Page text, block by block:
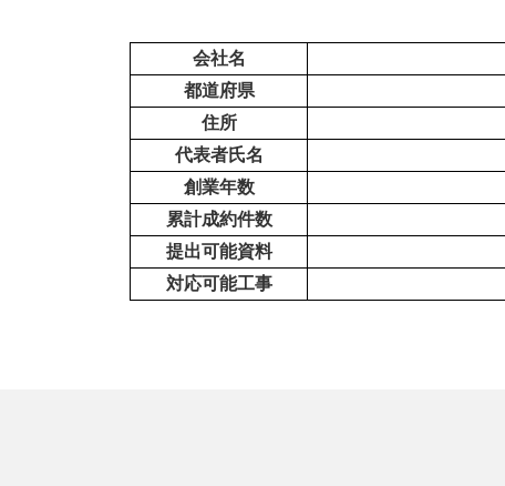
会社名
都道府県
住所
代表者氏名
創業年数
累計成約件数
提出可能資料
対応可能工事